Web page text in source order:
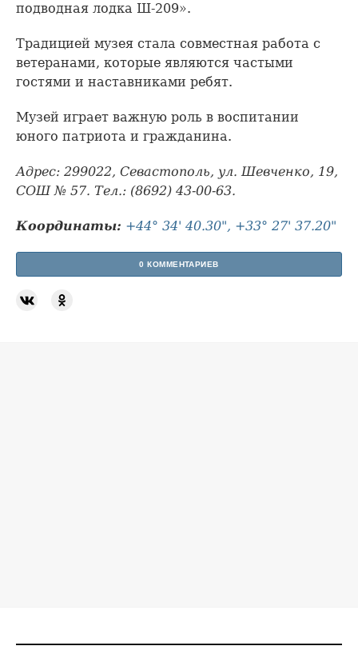
подводная лодка Ш-209».
Традицией музея стала совместная работа с
ветеранами, которые являются частыми
гостями и наставниками ребят.
Музей играет важную роль в воспитании
юного патриота и гражданина.
Адрес: 299022, Севастополь, ул. Шевченко, 19,
СОШ № 57. Тел.: (8692) 43-00-63.
Координаты: +44° 34' 40.30", +33° 27' 37.20"
0 КОММЕНТАРИЕВ